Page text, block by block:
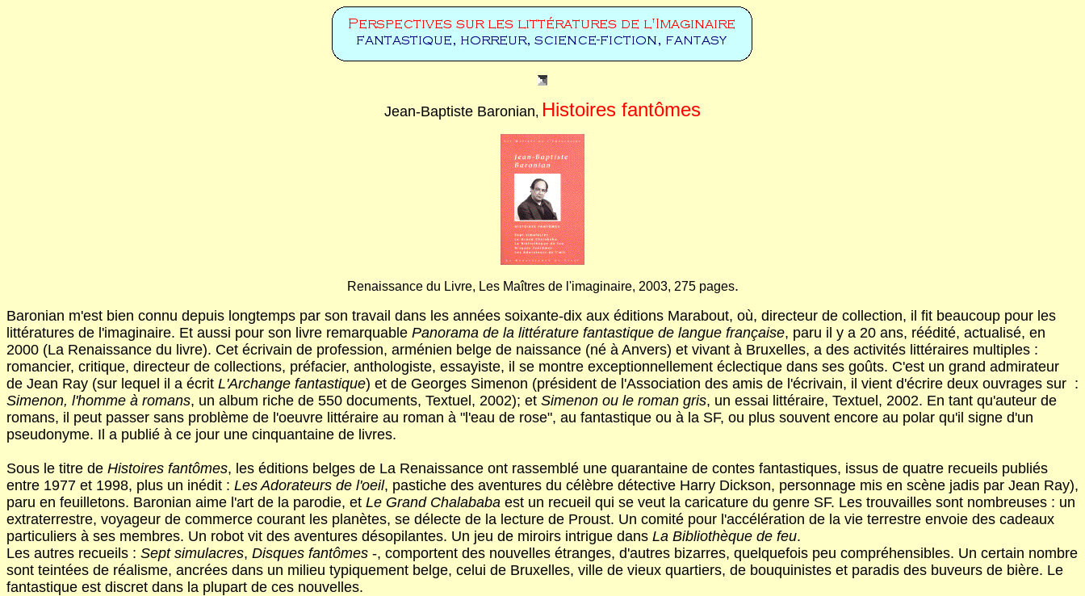
Jean-Baptiste Baronian, Histoires fantômes
Renaissance du Livre, Les Maîtres de l'imaginaire, 2003, 275 pages.
Baronian m'est bien connu depuis longtemps par son travail dans les années soixante-dix aux éditions Marabout, où, directeur de collection, il fit beaucoup pour les
littératures de l'imaginaire. Et aussi pour son livre remarquable Panorama de la littérature fantastique de langue française, paru il y a 20 ans, réédité, actualisé, en
2000 (La Renaissance du livre). Cet écrivain de profession, arménien belge de naissance (né à Anvers) et vivant à Bruxelles, a des activités littéraires multiples :
romancier, critique, directeur de collections, préfacier, anthologiste, essayiste, il se montre exceptionnellement éclectique dans ses goûts. C'est un grand admirateur
de Jean Ray (sur lequel il a écrit L'Archange fantastique) et de Georges Simenon (président de l'Association des amis de l'écrivain, il vient d'écrire deux ouvrages sur :
Simenon, l'homme à romans, un album riche de 550 documents, Textuel, 2002); et Simenon ou le roman gris, un essai littéraire, Textuel, 2002. En tant qu'auteur de
romans, il peut passer sans problème de l'oeuvre littéraire au roman à "l'eau de rose", au fantastique ou à la SF, ou plus souvent encore au polar qu'il signe d'un
pseudonyme. Il a publié à ce jour une cinquantaine de livres.
Sous le titre de Histoires fantômes, les éditions belges de La Renaissance ont rassemblé une quarantaine de contes fantastiques, issus de quatre recueils publiés
entre 1977 et 1998, plus un inédit : Les Adorateurs de l'oeil, pastiche des aventures du célèbre détective Harry Dickson, personnage mis en scène jadis par Jean Ray),
paru en feuilletons. Baronian aime l'art de la parodie, et Le Grand Chalababa est un recueil qui se veut la caricature du genre SF. Les trouvailles sont nombreuses : un
extraterrestre, voyageur de commerce courant les planètes, se délecte de la lecture de Proust. Un comité pour l'accélération de la vie terrestre envoie des cadeaux
particuliers à ses membres. Un robot vit des aventures désopilantes. Un jeu de miroirs intrigue dans La Bibliothèque de feu.
Les autres recueils : Sept simulacres, Disques fantômes -, comportent des nouvelles étranges, d'autres bizarres, quelquefois peu compréhensibles. Un certain nombre
sont teintées de réalisme, ancrées dans un milieu typiquement belge, celui de Bruxelles, ville de vieux quartiers, de bouquinistes et paradis des buveurs de bière. Le
fantastique est discret dans la plupart de ces nouvelles.